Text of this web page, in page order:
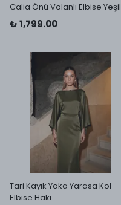
Calia Önü Volanlı Elbise Yeşil
₺ 1,799.00
Tari Kayık Yaka Yarasa Kol
Elbise Haki